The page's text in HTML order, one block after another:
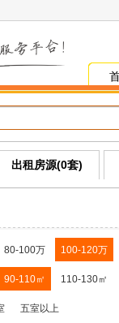
出租房源(0套)
80-100万 100-120万
90-110㎡ 110-130㎡
五室以上